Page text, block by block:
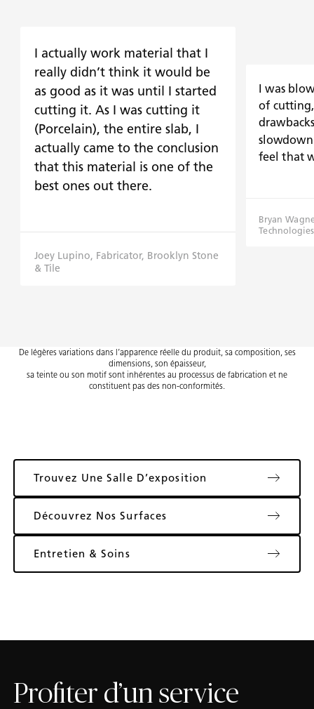
I actually work material that I
really didn’t think it would be
as good as it was until I started
cutting it. As I was cutting it
(Porcelain), the entire slab, I
actually came to the conclusion
that this material is one of the
best ones out there.
Joey Lupino, Fabricator, Brooklyn Stone
& Tile
I was
of
feel that
Bryan
Technologies
De légères variations dans l’apparence réelle du produit, sa composition, ses
dimensions, son épaisseur,
sa teinte ou son motif sont inhérentes au processus de fabrication et ne
constituent pas des non-conformités.
Trouvez Une Salle D’exposition
Découvrez Nos Surfaces
Entretien & Soins
Profiter d’un service